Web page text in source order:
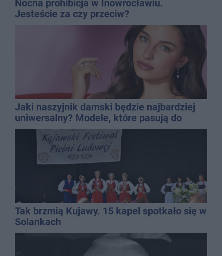
Nocna prohibicja w Inowrocławiu.
Jesteście za czy przeciw?
Jaki naszyjnik damski będzie najbardziej
uniwersalny? Modele, które pasują do
wielu stylizacji
Tak brzmią Kujawy. 15 kapel spotkało się w
Solankach